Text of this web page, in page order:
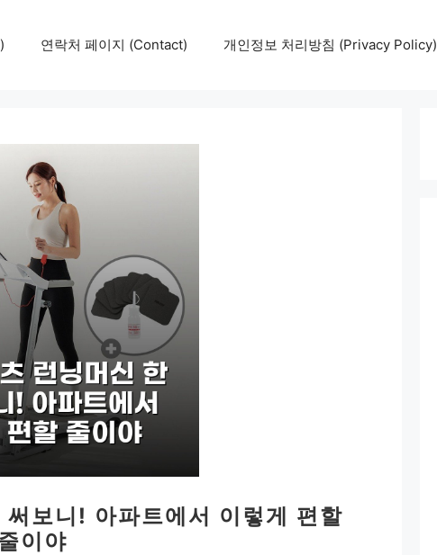
연락처 페이지 (Contact) 개인정보 처리방침 (Privacy Policy)
보니! 아파트에서 이렇게 편할
이야